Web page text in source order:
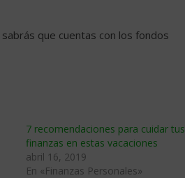
que cuentas con los fondos
7 recomendaciones para cuidar tus
finanzas en estas vacaciones
abril 16, 2019
En «Finanzas Personales»